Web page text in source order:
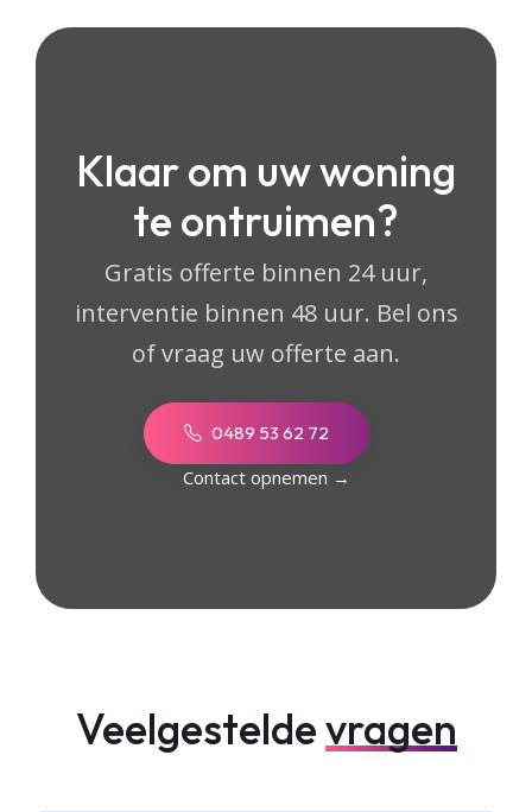
Klaar om uw woning
te ontruimen?
Gratis offerte binnen 24 uur,
interventie binnen 48 uur. Bel ons
of vraag uw offerte aan.
0489 53 62 72
Contact opnemen →
Veelgesteldevragen